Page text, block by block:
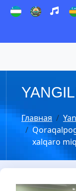
Главная
xalqaro